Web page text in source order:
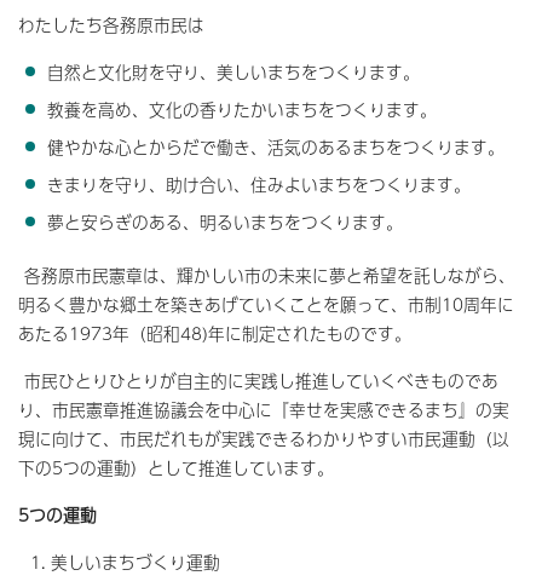
わたしたち各務原市民は
自然と文化財を守り、美しいまちをつくります。
教養を高め、文化の香りたかいまちをつくります。
健やかな心とからだで働き、活気のあるまちをつくります。
きまりを守り、助け合い、住みよいまちをつくります。
夢と安らぎのある、明るいまちをつくります。
各務原市民憲章は、輝かしい市の未来に夢と希望を託しながら、
明るく豊かな郷土を築きあげていくことを願って、市制10周年に
あたる1973年（昭和48)年に制定されたものです。
市民ひとりひとりが自主的に実践し推進していくべきものであ
り、市民憲章推進協議会を中心に『幸せを実感できるまち』の実
現に向けて、市民だれもが実践できるわかりやすい市民運動（以
下の5つの運動）として推進しています。
5つの運動
美しいまちづくり運動